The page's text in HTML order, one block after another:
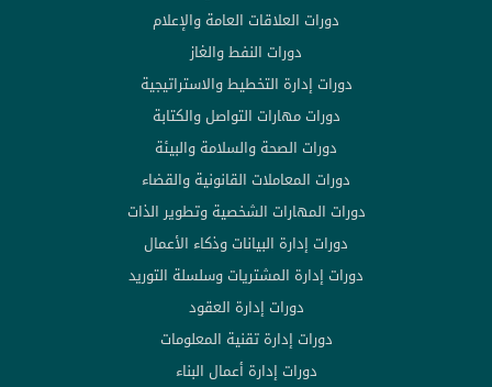
دورات العلاقات العامة والإعلام
دورات النفط والغاز
دورات إدارة التخطيط والاستراتيجية
دورات مهارات التواصل والكتابة
دورات الصحة والسلامة والبيئة
دورات المعاملات القانونية والقضاء
دورات المهارات الشخصية وتطوير الذات
دورات إدارة البيانات وذكاء الأعمال
دورات إدارة المشتريات وسلسلة التوريد
دورات إدارة العقود
دورات إدارة تقنية المعلومات
دورات إدارة أعمال البناء